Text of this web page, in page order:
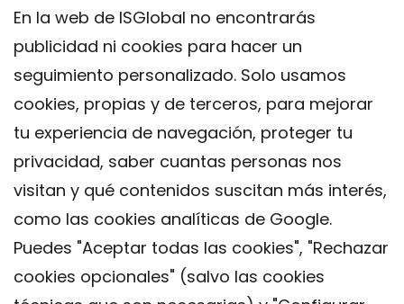
En la web de ISGlobal no encontrarás
publicidad ni cookies para hacer un
seguimiento personalizado. Solo usamos
cookies, propias y de terceros, para mejorar
tu experiencia de navegación, proteger tu
privacidad, saber cuantas personas nos
visitan y qué contenidos suscitan más interés,
como las cookies analíticas de Google.
Puedes "Aceptar todas las cookies", "Rechazar
cookies opcionales" (salvo las cookies